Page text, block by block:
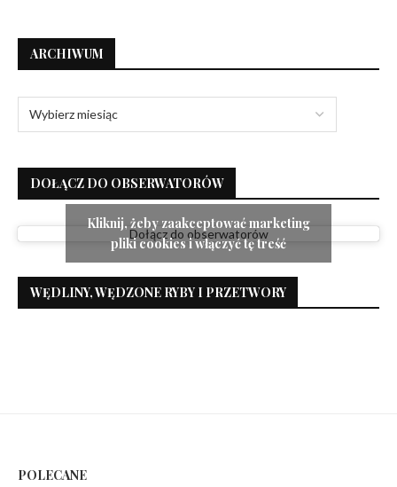
ARCHIWUM
DOŁĄCZ DO OBSERWATORÓW
Dołącz do obserwatorów
Kliknij, żeby zaakceptować marketing
pliki cookies i włączyć tę treść
WĘDLINY, WĘDZONE RYBY I PRZETWORY
POLECANE